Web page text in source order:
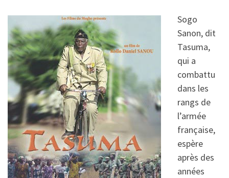
Sogo
Sanon, dit
Tasuma,
qui a
combattu
dans les
rangs de
l’armée
française,
espère
après des
années